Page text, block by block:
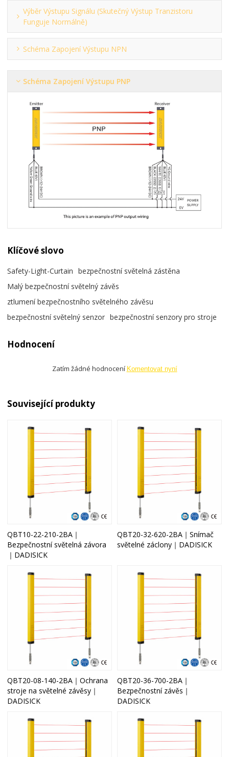
Výběr Výstupu Signálu (skutečný Výstup Tranzistoru
Funguje Normálně)
Schéma Zapojení Výstupu NPN
Schéma Zapojení Výstupu PNP
Klíčové slovo
Safety-Light-Curtain
bezpečnostní světelná zástěna
Malý bezpečnostní světelný závěs
ztlumení bezpečnostního světelného závěsu
bezpečnostní světelný senzor bezpečnostní senzory pro stroje
Hodnocení
Zatím žádné hodnocení Komentovat nyní
Související produkty
QBT10-22-210-2BA｜
Bezpečnostní světelná závora
｜DADISICK
QBT20-32-620-2BA｜Snímač
světelné záclony｜DADISICK
QBT20-08-140-2BA｜Ochrana
stroje na světelné závěsy｜
DADISICK
QBT20-36-700-2BA｜
Bezpečnostní závěs｜
DADISICK